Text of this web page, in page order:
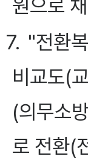
원으로
7. "전환
비교도(
(의무소
로 전환(